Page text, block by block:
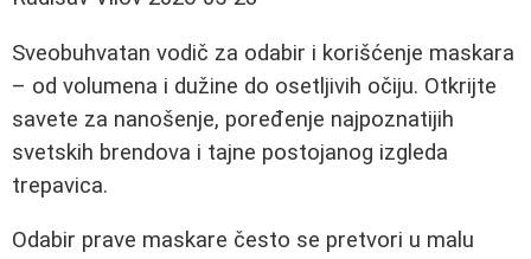
Sveobuhvatan vodič za odabir i korišćenje maskara
– od volumena i dužine do osetljivih očiju. Otkrijte
savete za nanošenje, poređenje najpoznatijih
svetskih brendova i tajne postojanog izgleda
trepavica.
Odabir prave maskare često se pretvori u malu